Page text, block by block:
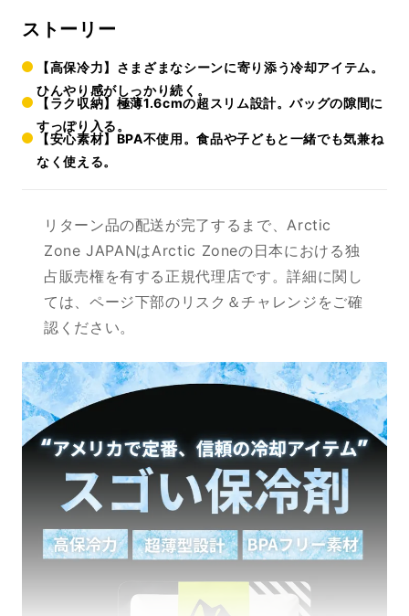
ストーリー
【高保冷力】さまざまなシーンに寄り添う冷却アイテム。
ひんやり感がしっかり続く。
【ラク収納】極薄1.6cmの超スリム設計。バッグの隙間に
すっぽり入る。
【安心素材】BPA不使用。食品や子どもと一緒でも気兼ね
なく使える。
リターン品の配送が完了するまで、Arctic
Zone JAPANはArctic Zoneの日本における独
占販売権を有する正規代理店です。詳細に関し
ては、ページ下部のリスク＆チャレンジをご確
認ください。